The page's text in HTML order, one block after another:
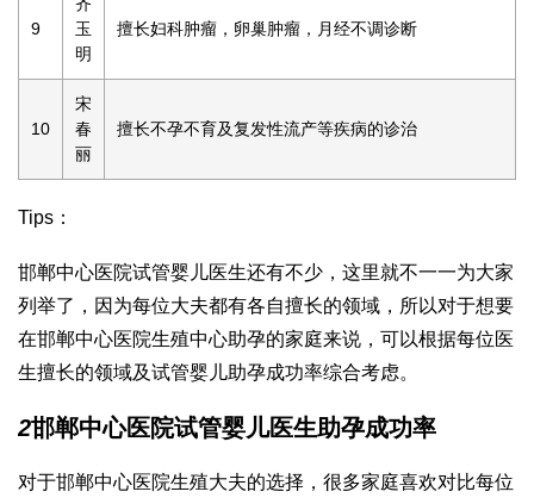
9
齐
玉
明
擅长妇科肿瘤，卵巢肿瘤，月经不调诊断
10
宋
春
丽
擅长不孕不育及复发性流产等疾病的诊治
Tips：
邯郸中心医院试管婴儿医生还有不少，这里就不一一为大家
列举了，因为每位大夫都有各自擅长的领域，所以对于想要
在邯郸中心医院生殖中心助孕的家庭来说，可以根据每位医
生擅长的领域及试管婴儿助孕成功率综合考虑。
2邯郸中心医院试管婴儿医生助孕成功率
对于邯郸中心医院生殖大夫的选择，很多家庭喜欢对比每位